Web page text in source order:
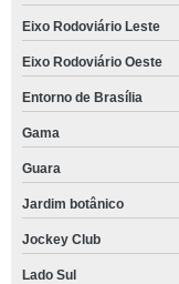
Eixo Rodoviário Leste
Eixo Rodoviário Oeste
Entorno de Brasília
Gama
Guara
Jardim botânico
Jockey Club
Lado Sul